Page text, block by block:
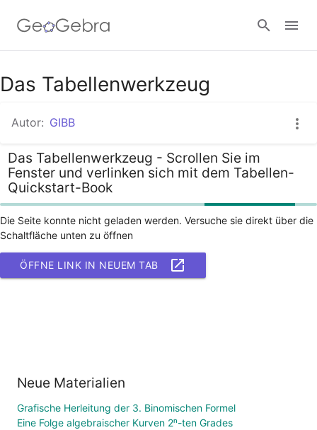
Anmelden
Das Tabellenwerkzeug
Autor: GIBB
Das Tabellenwerkzeug - Scrollen Sie im
Fenster und verlinken sich mit dem Tabellen-
Quickstart-Book
Die Seite konnte nicht geladen werden. Versuche sie direkt über die
Schaltfläche unten zu öffnen
ÖFFNE LINK IN NEUEM TAB
Neue Materialien
Grafische Herleitung der 3. Binomischen Formel
Eine Folge algebraischer Kurven 2ⁿ-ten Grades